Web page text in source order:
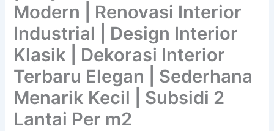
Modern | Renovasi Interior
Industrial | Design Interior
Klasik | Dekorasi Interior
Terbaru Elegan | Sederhana
Menarik Kecil | Subsidi 2
Lantai Per m2